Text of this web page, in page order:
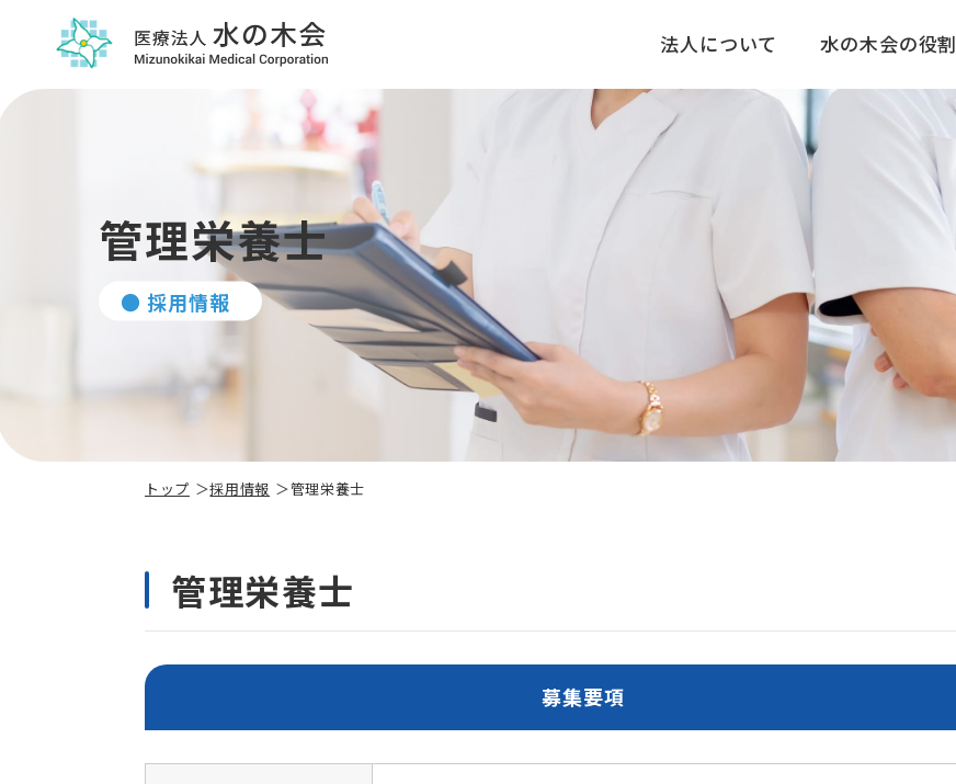
法人について 水の木会の役割
管理栄養士
● 採用情報
トップ 採用情報 管理栄養士
管理栄養士
募集要項